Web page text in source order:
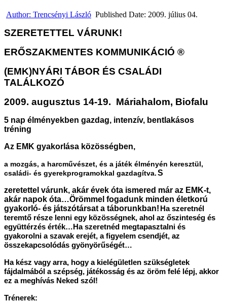
Author: Trencsényi László Published Date: 2009. július 04.
SZERETETTEL VÁRUNK!
ERŐSZAKMENTES KOMMUNIKÁCIÓ ®
(EMK)NYÁRI TÁBOR ÉS CSALÁDI
TALÁLKOZÓ
2009. augusztus 14-19. Máriahalom, Biofalu
5 nap élményekben gazdag, intenzív, bentlakásos
tréning
Az EMK gyakorlása közösségben,
a mozgás, a harcművészet, és a játék élményén keresztül,
családi- és gyerekprogramokkal gazdagítva.S
zeretettel várunk, akár évek óta ismered már az EMK-t,
akár napok óta…Örömmel fogadunk minden életkorú
gyakorló- és játszótársat a táborunkban! Ha szeretnél
teremtő része lenni egy közösségnek, ahol az őszinteség és
együttérzés érték… Ha szeretnéd megtapasztalni és
gyakorolni a szavak erejét, a figyelem csendjét, az
összekapcsolódás gyönyörűségét…
Ha kész vagy arra, hogy a kielégületlen szükségletek
fájdalmából a szépség, játékosság és az öröm felé lépj, akkor
ez a meghívás Neked szól!
Trénerek: